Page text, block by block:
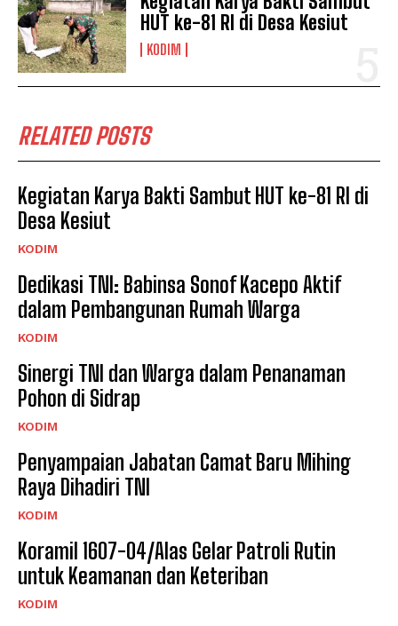
HUT ke-81 RI di Desa Kesiut
KODIM
RELATED POSTS
Kegiatan Karya Bakti Sambut HUT ke-81 RI di
Desa Kesiut
KODIM
Dedikasi TNI: Babinsa Sonof Kacepo Aktif
dalam Pembangunan Rumah Warga
KODIM
Sinergi TNI dan Warga dalam Penanaman
Pohon di Sidrap
KODIM
Penyampaian Jabatan Camat Baru Mihing
Raya Dihadiri TNI
KODIM
Koramil 1607-04/Alas Gelar Patroli Rutin
untuk Keamanan dan Keteriban
KODIM